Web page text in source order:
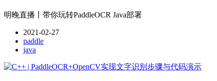
明晚直播丨带你玩转PaddleOCR Java部署
2021-02-27
paddle
java